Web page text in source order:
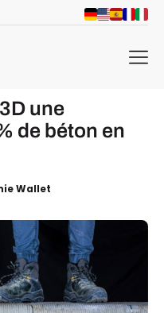
menu
une
de béton en
Wallet